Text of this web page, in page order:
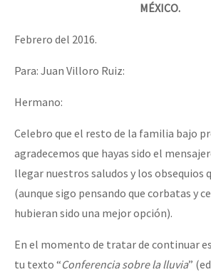
MÉXICO.
Febrero del 2016.
Para: Juan Villoro Ruiz:
Hermano:
Celebro que el resto de la familia bajo
agradecemos que hayas sido el
llegar nuestros saludos y los obsequios
(aunque sigo pensando que corbatas y
hubieran sido una mejor opción).
En el momento de tratar de continuar
tu texto “Conferencia sobre la lluvia”